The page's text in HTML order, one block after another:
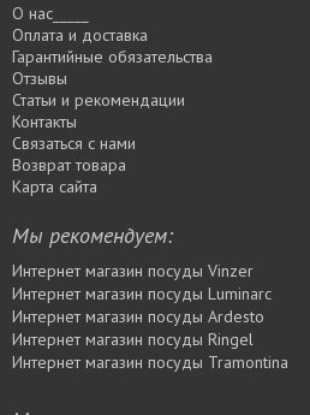
О нас_____
Оплата и доставка
Гарантийные обязательства
Отзывы
Статьи и рекомендации
Контакты
Связаться с нами
Возврат товара
Карта сайта
Мы рекомендуем:
Интернет магазин посуды Vinzer
Интернет магазин посуды Luminarc
Интернет магазин посуды Ardesto
Интернет магазин посуды Rіngel
Интернет магазин посуды Tramontina